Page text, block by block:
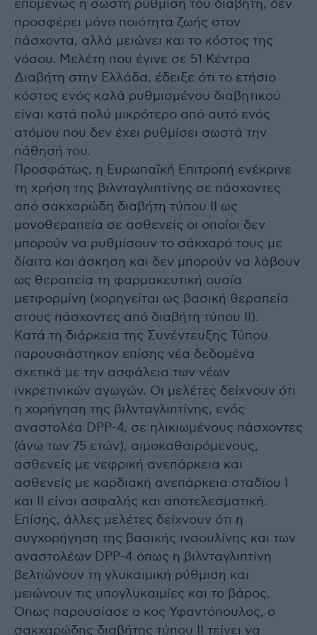
επομένως η σωστή ρύθμιση του διαβήτη, δεν
προσφέρει μόνο ποιότητα ζωής στον
πάσχοντα, αλλά μειώνει και το κόστος της
νόσου. Μελέτη που έγινε σε 51 Κέντρα
Διαβήτη στην Ελλάδα, έδειξε ότι το ετήσιο
κόστος ενός καλά ρυθμισμένου διαβητικού
είναι κατά πολύ μικρότερο από αυτό ενός
ατόμου που δεν έχει ρυθμίσει σωστά την
πάθησή του.
Προσφάτως, η Ευρωπαϊκή Επιτροπή ενέκρινε
τη χρήση της βιλνταγλιπτίνης σε πάσχοντες
από σακχαρώδη διαβήτη τύπου ΙΙ ως
μονοθεραπεία σε ασθενείς οι οποίοι δεν
μπορούν να ρυθμίσουν το σάκχαρό τους με
δίαιτα και άσκηση και δεν μπορούν να λάβουν
ως θεραπεία τη φαρμακευτική ουσία
μετφορμίνη (χορηγείται ως βασική θεραπεία
στους πάσχοντες από διαβήτη τύπου ΙΙ).
Κατά τη διάρκεια της Συνέντευξης Τύπου
παρουσιάστηκαν επίσης νέα δεδομένα
σχετικά με την ασφάλεια των νέων
ινκρετινικών αγωγών. Οι μελέτες δείχνουν ότι
η χορήγηση της βιλνταγλιπτίνης, ενός
αναστολέα DPP-4, σε ηλικιωμένους πάσχοντες
(άνω των 75 ετών), αιμοκαθαιρόμενους,
ασθενείς με νεφρική ανεπάρκεια και
ασθενείς με καρδιακή ανεπάρκεια σταδίου Ι
και ΙΙ είναι ασφαλής και αποτελεσματική.
Επίσης, άλλες μελέτες δείχνουν ότι η
συγχορήγηση της βασικής ινσουλίνης και των
αναστολέων DPP-4 όπως η βιλνταγλιπτίνη
βελτιώνουν τη γλυκαιμική ρύθμιση και
μειώνουν τις υπογλυκαιμίες και το βάρος.
Όπως παρουσίασε ο κος Υφαντόπουλος, ο
σακχαρώδης διαβήτης τύπου ΙΙ τείνει να